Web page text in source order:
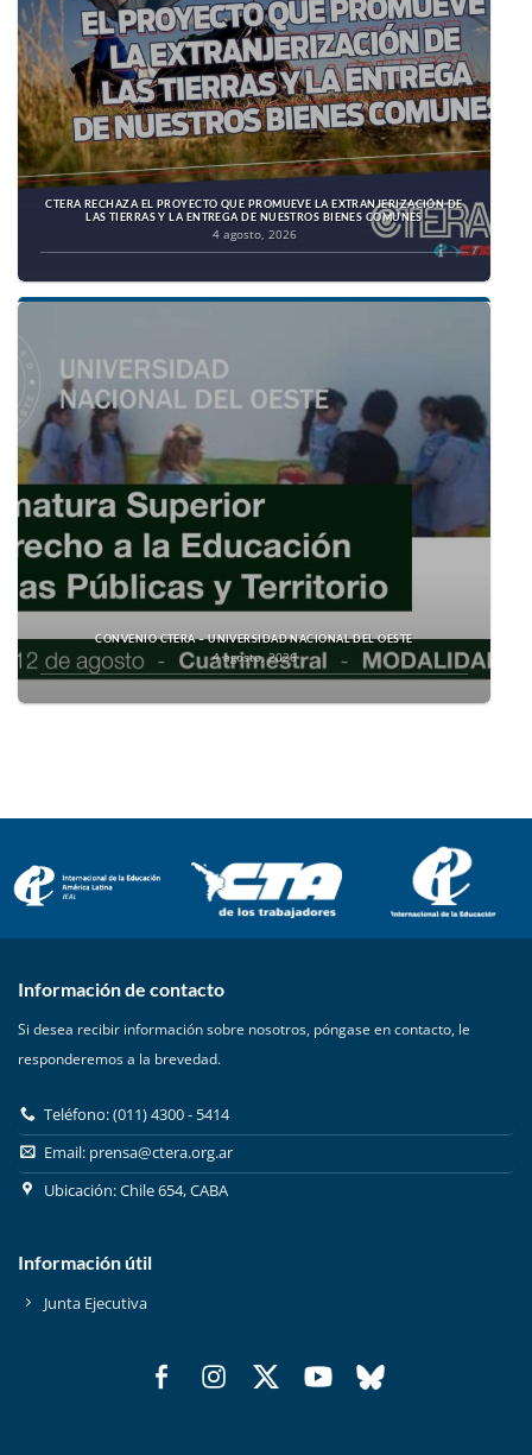
CTERA RECHAZA EL PROYECTO QUE PROMUEVE LA EXTRANJERIZACIÓN DE
LAS TIERRAS Y LA ENTREGA DE NUESTROS BIENES COMUNES
4 agosto, 2026
CONVENIO CTERA – UNIVERSIDAD NACIONAL DEL OESTE
4 agosto, 2026
Información de contacto
Si desea recibir información sobre nosotros, póngase en contacto, le
responderemos a la brevedad.
Teléfono: (011) 4300 - 5414
Email: prensa@ctera.org.ar
Ubicación: Chile 654, CABA
Información útil
Junta Ejecutiva